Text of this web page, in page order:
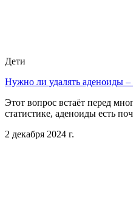
Дети
Нужно ли удалять аденоиды –
Этот вопрос встаёт перед
статистике, аденоиды есть
2 декабря 2024 г.